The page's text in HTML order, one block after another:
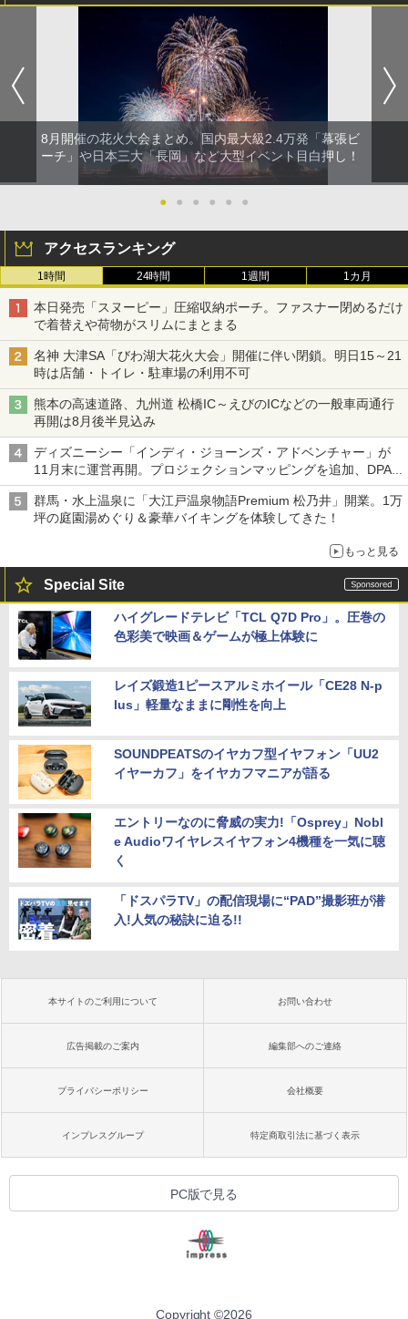
8月開催の花火大会まとめ。国内最大級2.4万発「幕張ビ
ーチ」や日本三大「長岡」など大型イベント目白押し！
● ● ● ● ● ●
アクセスランキング
1時間 24時間 1週間 1カ月
本日発売「スヌーピー」圧縮収納ポーチ。ファスナー閉めるだけ
で着替えや荷物がスリムにまとまる
名神 大津SA「びわ湖大花火大会」開催に伴い閉鎖。明日15～21
時は店舗・トイレ・駐車場の利用不可
熊本の高速道路、九州道 松橋IC～えびのICなどの一般車両通行
再開は8月後半見込み
ディズニーシー「インディ・ジョーンズ・アドベンチャー」が
11月末に運営再開。プロジェクションマッピングを追加、DPA
は1500円
群馬・水上温泉に「大江戸温泉物語Premium 松乃井」開業。1万
坪の庭園湯めぐり＆豪華バイキングを体験してきた！
もっと見る
Special Site
ハイグレードテレビ「TCL Q7D Pro」。圧巻の
色彩美で映画＆ゲームが極上体験に
レイズ鍛造1ピースアルミホイール「CE28 N-p
lus」軽量なままに剛性を向上
SOUNDPEATSのイヤカフ型イヤフォン「UU2
イヤーカフ」をイヤカフマニアが語る
エントリーなのに脅威の実力!「Osprey」Nobl
e Audioワイヤレスイヤフォン4機種を一気に聴
く
「ドスパラTV」の配信現場に“PAD”撮影班が潜
入!人気の秘訣に迫る!!
本サイトのご利用について お問い合わせ
広告掲載のご案内 編集部へのご連絡
プライバシーポリシー 会社概要
インプレスグループ 特定商取引法に基づく表示
PC版で見る
Copyright ©2026